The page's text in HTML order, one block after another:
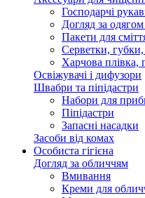
Господарчі
Догляд за
Пакети для
Серветки,
Харчова плівка,
Освіжувачі і дифузори
Швабри та піпідастри
Набори для
Піпідастри
Запасні насадки
Засоби від комах
Особиста гігієна
Догляд за обличчям
Вмивання
Креми для